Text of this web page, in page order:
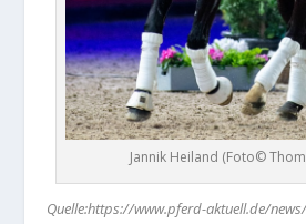
Jannik Heiland (Foto©
Quelle:https://www.pferd-aktuell.de/